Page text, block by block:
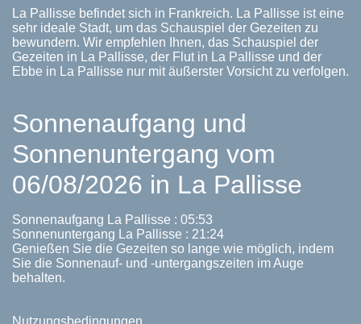
La Pallisse befindet sich in Frankreich. La Pallisse ist eine
sehr ideale Stadt, um das Schauspiel der Gezeiten zu
bewundern. Wir empfehlen Ihnen, das Schauspiel der
Gezeiten in La Pallisse, der Flut in La Pallisse und der
Ebbe in La Pallisse nur mit äußerster Vorsicht zu verfolgen.
Sonnenaufgang und
Sonnenuntergang vom
06/08/2026 in La Pallisse
Sonnenaufgang La Pallisse : 05:53
Sonnenuntergang La Pallisse : 21:24
Genießen Sie die Gezeiten so lange wie möglich, indem
Sie die Sonnenauf- und -untergangszeiten im Auge
behalten.
Nutzungsbedingungen